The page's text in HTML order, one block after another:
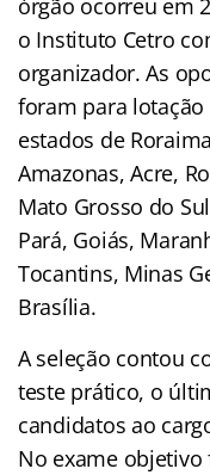
o Instituto Cetro
organizador. As
foram para lotação
estados de
Amazonas, Acre,
Mato Grosso do
Pará, Goiás,
Tocantins, Minas
Brasília.
A seleção contou
teste prático, o
candidatos ao
No exame